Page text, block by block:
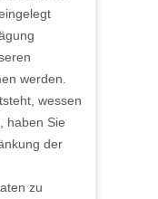
werden.
wessen
haben Sie
der
zu